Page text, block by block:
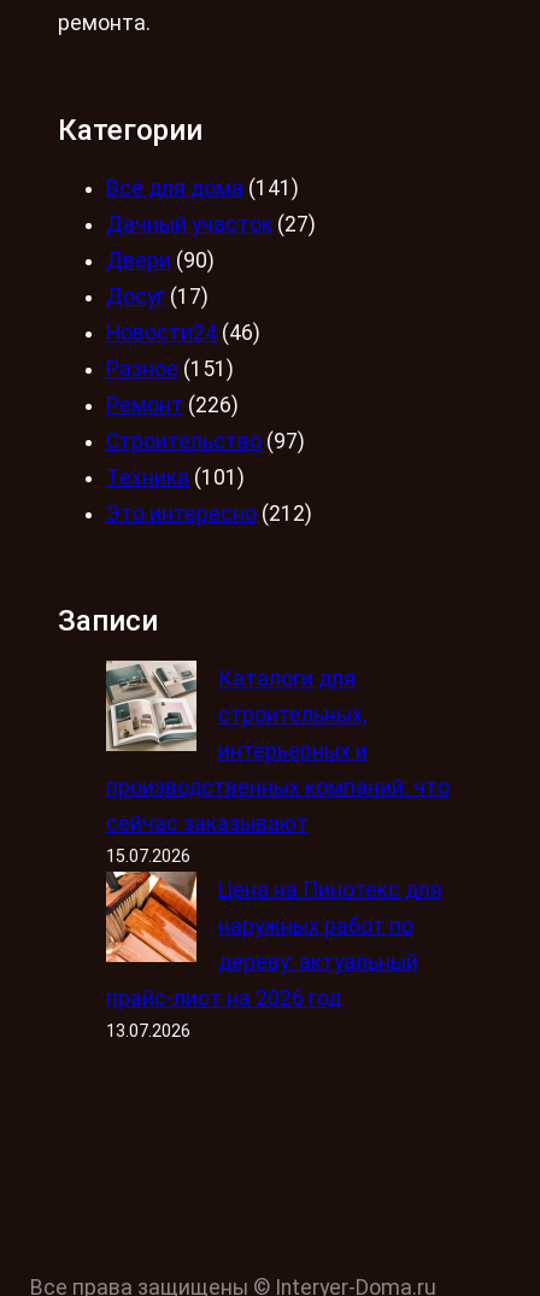
ремонта.
Категории
Всё для дома (141)
Дачный участок (27)
Двери (90)
Досуг (17)
Новости24 (46)
Разное (151)
Ремонт (226)
Строительство (97)
Техника (101)
Это интересно (212)
Записи
Каталоги для
строительных,
интерьерных и
производственных компаний: что
сейчас заказывают
15.07.2026
Цена на Пинотекс для
наружных работ по
дереву: актуальный
прайс-лист на 2026 год
13.07.2026
Все права защищены © Interyer-Doma.ru